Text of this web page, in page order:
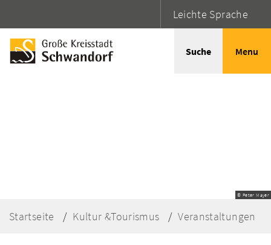
Leichte Sprache
Suche Menu
© Peter Mayer
Startseite Kultur &Tourismus Veranstaltungen